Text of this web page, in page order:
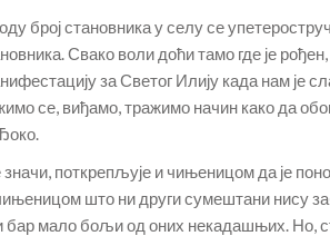
број становника у селу се
Свако воли доћи тамо где је
за Светог Илију када нам је
се, виђамо, тражимо начин како да
поткрепљује и чињеницом да је
што ни други сумештани нису
мало бољи од оних некадашњих. Но,